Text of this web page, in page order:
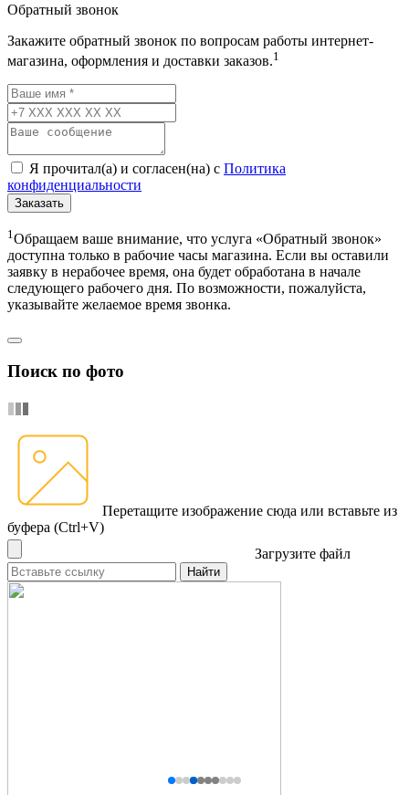
Обратный звонок
Закажите обратный звонок по вопросам работы интернет-
магазина, оформления и доставки заказов.1
Я прочитал(а) и согласен(на) с Политика
конфиденциальности
Заказать
1Обращаем ваше внимание, что услуга «Обратный звонок»
доступна только в рабочие часы магазина. Если вы оставили
заявку в нерабочее время, она будет обработана в начале
следующего рабочего дня. По возможности, пожалуйста,
указывайте желаемое время звонка.
Поиск по фото
Перетащите изображение сюда или вставьте из
буфера (Ctrl+V)
Загрузите файл
Найти